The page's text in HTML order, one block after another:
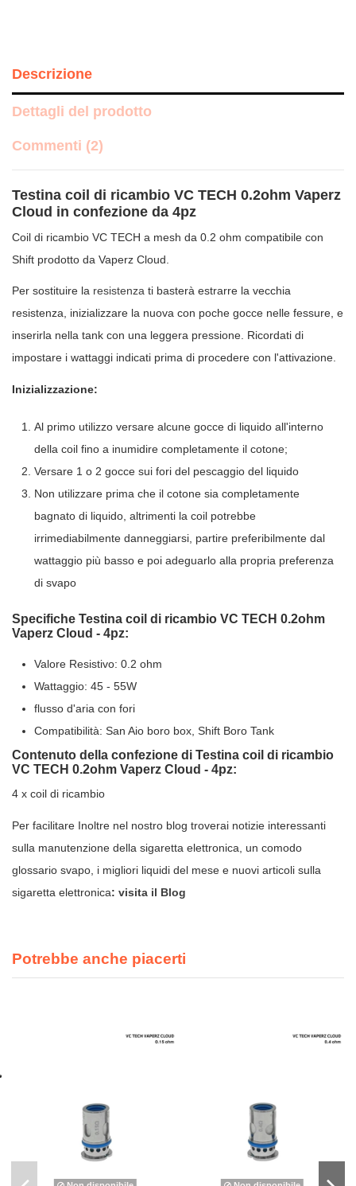
Descrizione
Dettagli del prodotto
Commenti (2)
Testina coil di ricambio VC TECH 0.2ohm Vaperz
Cloud in confezione da 4pz
Coil di ricambio VC TECH a mesh da 0.2 ohm compatibile con
Shift prodotto da Vaperz Cloud.
Per sostituire la resistenza ti basterà estrarre la vecchia
resistenza, inizializzare la nuova con poche gocce nelle fessure, e
inserirla nella tank con una leggera pressione. Ricordati di
impostare i wattaggi indicati prima di procedere con l'attivazione.
Inizializzazione:
Al primo utilizzo versare alcune gocce di liquido all'interno
della coil fino a inumidire completamente il cotone;
Versare 1 o 2 gocce sui fori del pescaggio del liquido
Non utilizzare prima che il cotone sia completamente
bagnato di liquido, altrimenti la coil potrebbe
irrimediabilmente danneggiarsi, partire preferibilmente dal
wattaggio più basso e poi adeguarlo alla propria preferenza
di svapo
Specifiche Testina coil di ricambio VC TECH 0.2ohm
Vaperz Cloud - 4pz:
Valore Resistivo: 0.2 ohm
Wattaggio: 45 - 55W
flusso d'aria con fori
Compatibilità: San Aio boro box, Shift Boro Tank
Contenuto della confezione di Testina coil di ricambio
VC TECH 0.2ohm Vaperz Cloud - 4pz:
4 x coil di ricambio
Per facilitare Inoltre nel nostro blog troverai notizie interessanti
sulla manutenzione della sigaretta elettronica, un comodo
glossario svapo, i migliori liquidi del mese e nuovi articoli sulla
sigaretta elettronica: visita il Blog
Potrebbe anche piacerti